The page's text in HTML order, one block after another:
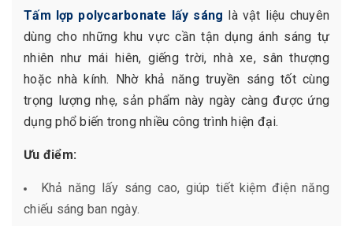
Tấm lợp polycarbonate lấy sáng là vật liệu chuyên
dùng cho những khu vực cần tận dụng ánh sáng tự
nhiên như mái hiên, giếng trời, nhà xe, sân thượng
hoặc nhà kính. Nhờ khả năng truyền sáng tốt cùng
trọng lượng nhẹ, sản phẩm này ngày càng được ứng
dụng phổ biến trong nhiều công trình hiện đại.
Ưu điểm:
Khả năng lấy sáng cao, giúp tiết kiệm điện năng
chiếu sáng ban ngày.